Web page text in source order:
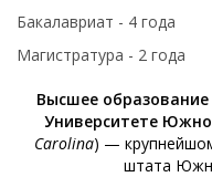
Бакалавриат - 4 года
Магистратура - 2 года
Высшее
Университете
Carolina) —
штата